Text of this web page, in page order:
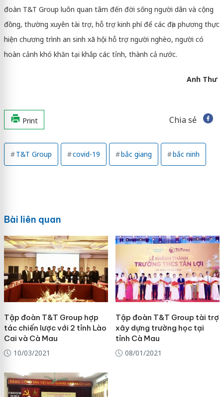
đoàn T&T Group luôn quan tâm đến đời sống người dân và cộng
đồng, thường xuyên tài trợ, hỗ trợ kinh phí để các địa phương thực
hiện chương trình an sinh xã hội hỗ trợ người nghèo, người có
hoàn cảnh khó khăn tại khắp các tỉnh, thành cả nước.
Anh Thư
Print Chia sẻ
T&T Group covid-19 bắc giang bắc ninh
Bài liên quan
Tập đoàn T&T Group hợp
tác chiến lược với 2 tỉnh Lào
Cai và Cà Mau
10/03/2021
Tập đoàn T&T Group tài trợ
xây dựng trường học tại
tỉnh Cà Mau
08/01/2021